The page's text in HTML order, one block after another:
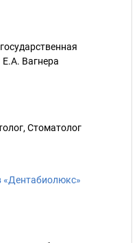
Вагнера
Стоматолог
«Дентабиолюкс»